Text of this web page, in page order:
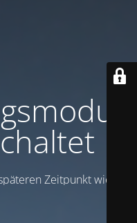
Zeitpunkt wieder